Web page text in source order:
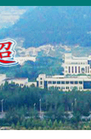
总体简介
重点实训室
工作信息
政策规定
评价计划
证书查询